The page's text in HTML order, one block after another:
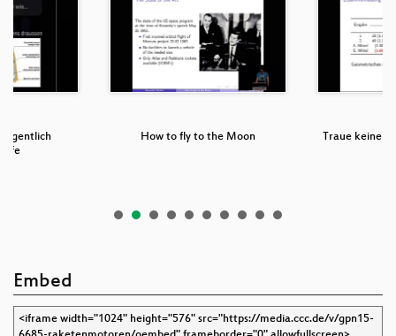
eigentlich
How to fly to the Moon
Traue keinem
Embed